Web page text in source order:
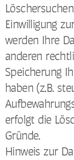
Einwilligung
werden Ihre
anderen
Speicherung
haben (z.B.
erfolgt die
Gründe.
Hinweis zur